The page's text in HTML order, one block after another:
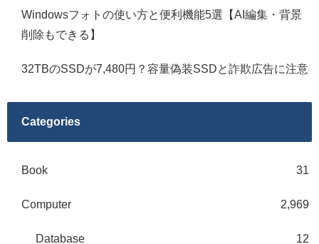
Windowsフォトの使い方と便利機能5選【AI編集・背景
削除もできる】
32TBのSSDが7,480円？容量偽装SSDと詐欺広告に注意
Categories
Book 31
Computer 2,969
Database 12